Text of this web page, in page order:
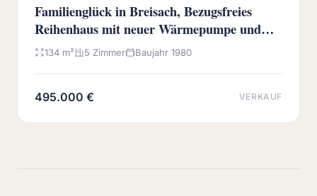
Familienglück in Breisach, Bezugsfreies
Reihenhaus mit neuer Wärmepumpe und
sonnigem Westgarten
134 m² 5 Zimmer Baujahr 1980
495.000 € VERKAUF